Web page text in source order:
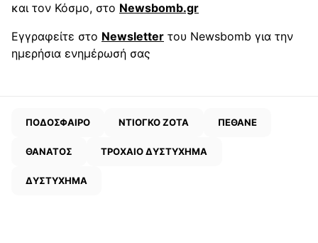
και τον Κόσμο, στο Newsbomb.gr
Εγγραφείτε στο Newsletter του Newsbomb για την
ημερήσια ενημέρωσή σας
ΠΟΔΟΣΦΑΙΡΟ ΝΤΙΟΓΚΟ ΖΟΤΑ ΠΕΘΑΝΕ
ΘΑΝΑΤΟΣ ΤΡΟΧΑΙΟ ΔΥΣΤΥΧΗΜΑ
ΔΥΣΤΥΧΗΜΑ